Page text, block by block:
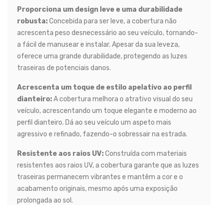
Proporciona um design leve e uma durabilidade
robusta:Concebida para ser leve, a cobertura não
acrescenta peso desnecessário ao seu veículo, tornando-
a fácil de manusear e instalar. Apesar da sua leveza,
oferece uma grande durabilidade, protegendo as luzes
traseiras de potenciais danos.
Acrescenta um toque de estilo apelativo ao perfil
dianteiro:A cobertura melhora o atrativo visual do seu
veículo, acrescentando um toque elegante e moderno ao
perfil dianteiro. Dá ao seu veículo um aspeto mais
agressivo e refinado, fazendo-o sobressair na estrada.
Resistente aos raios UV:Construída com materiais
resistentes aos raios UV, a cobertura garante que as luzes
traseiras permanecem vibrantes e mantêm a cor e o
acabamento originais, mesmo após uma exposição
prolongada ao sol.